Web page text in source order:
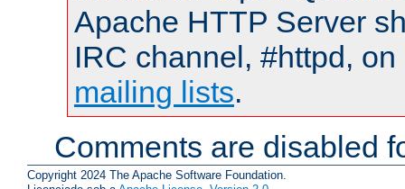
Apache HTTP Server
IRC channel, #httpd,
mailing lists.
Comments are disabled
Copyright 2024 The Apache Software Foundation.